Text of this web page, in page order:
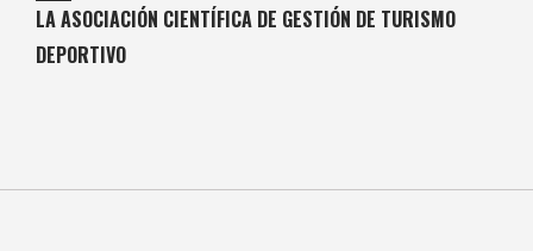
LA ASOCIACIÓN CIENTÍFICA DE GESTIÓN DE TURISMO
DEPORTIVO